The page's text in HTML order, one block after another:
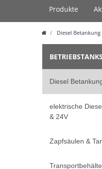
Produkte
Diesel Betankung
Diesel
elektrische
& 24V
Zapfsäulen &